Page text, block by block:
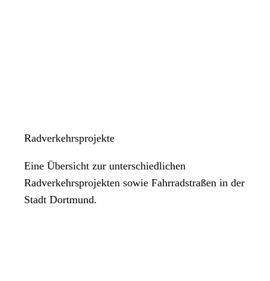
Radverkehrsprojekte
Eine Übersicht zur unterschiedlichen
Radverkehrsprojekten sowie Fahrradstraßen in der
Stadt Dortmund.